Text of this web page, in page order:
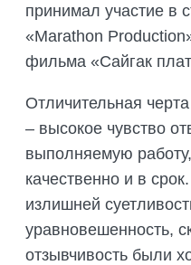
принимал участие в
«Marathon
фильма «Сайгак
Отличительная
– высокое чувство
выполняемую
качественно и в
излишней
уравновешенность,
отзывчивость были